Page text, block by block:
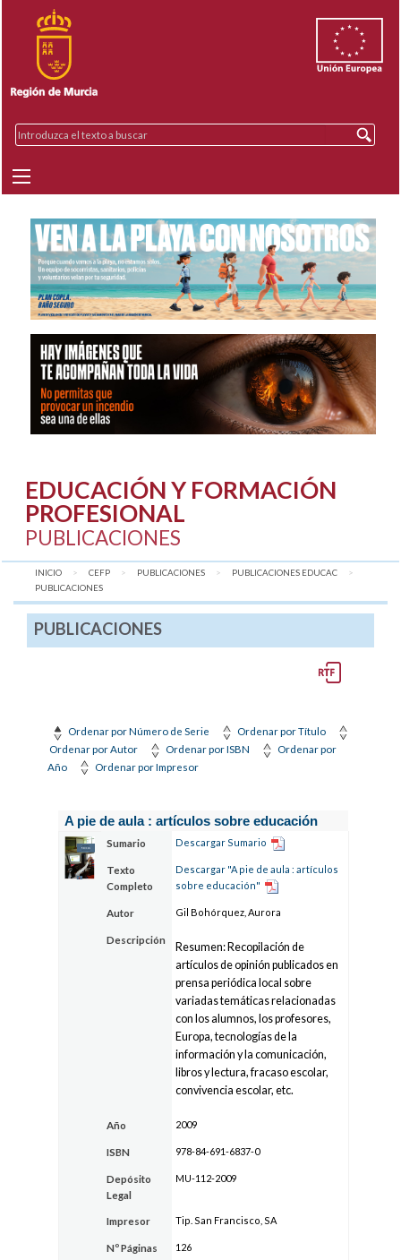
EDUCACIÓN Y FORMACIÓN
PROFESIONAL
PUBLICACIONES
INICIO CEFP PUBLICACIONES
PUBLICACIONES EDUCAC
AQUÍ:
PUBLICACIONES
PUBLICACIONES
Ordenar por Número de Serie
Ordenar por Título
Ordenar por Autor
Ordenar por ISBN
Ordenar por
Año
Ordenar por Impresor
A pie de aula : artículos sobre educación
Sumario Descargar Sumario
Texto
Completo
Descargar "A pie de aula : artículos
sobre educación"
Autor Gil Bohórquez, Aurora
Descripción
Resumen: Recopilación de
artículos de opinión publicados en
prensa periódica local sobre
variadas temáticas relacionadas
con los alumnos, los profesores,
Europa, tecnologías de la
información y la comunicación,
libros y lectura, fracaso escolar,
convivencia escolar, etc.
Año 2009
ISBN 978-84-691-6837-0
Depósito
Legal
MU-112-2009
Impresor Tip. San Francisco, SA
Nº Páginas 126